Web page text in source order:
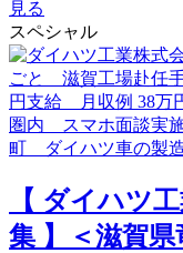
見る
スペシャル
【 ダイハツ
集 】＜滋賀県